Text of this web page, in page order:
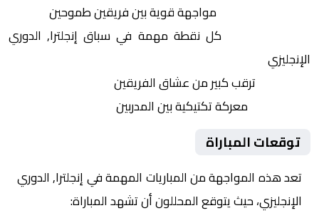
مواجهة قوية بين فريقين طموحين
كل نقطة مهمة في سباق إنجلترا, الدوري
الإنجليزي
ترقب كبير من عشاق الفريقين
معركة تكتيكية بين المدربين
توقعات المباراة
تعد هذه المواجهة من المباريات المهمة في إنجلترا, الدوري
الإنجليزي، حيث يتوقع المحللون أن تشهد المباراة: